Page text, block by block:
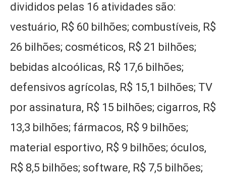
divididos pelas 16 atividades são:
vestuário, R$ 60 bilhões; combustíveis, R$
26 bilhões; cosméticos, R$ 21 bilhões;
bebidas alcoólicas, R$ 17,6 bilhões;
defensivos agrícolas, R$ 15,1 bilhões; TV
por assinatura, R$ 15 bilhões; cigarros, R$
13,3 bilhões; fármacos, R$ 9 bilhões;
material esportivo, R$ 9 bilhões; óculos,
R$ 8,5 bilhões; software, R$ 7,5 bilhões;